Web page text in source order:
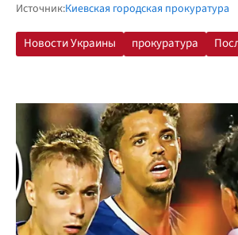
Источник:Киевская городская прокуратура
Новости Украины прокуратура